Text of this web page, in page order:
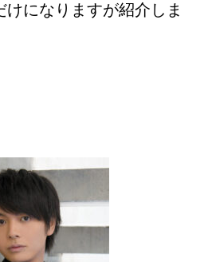
になりますが紹介しま